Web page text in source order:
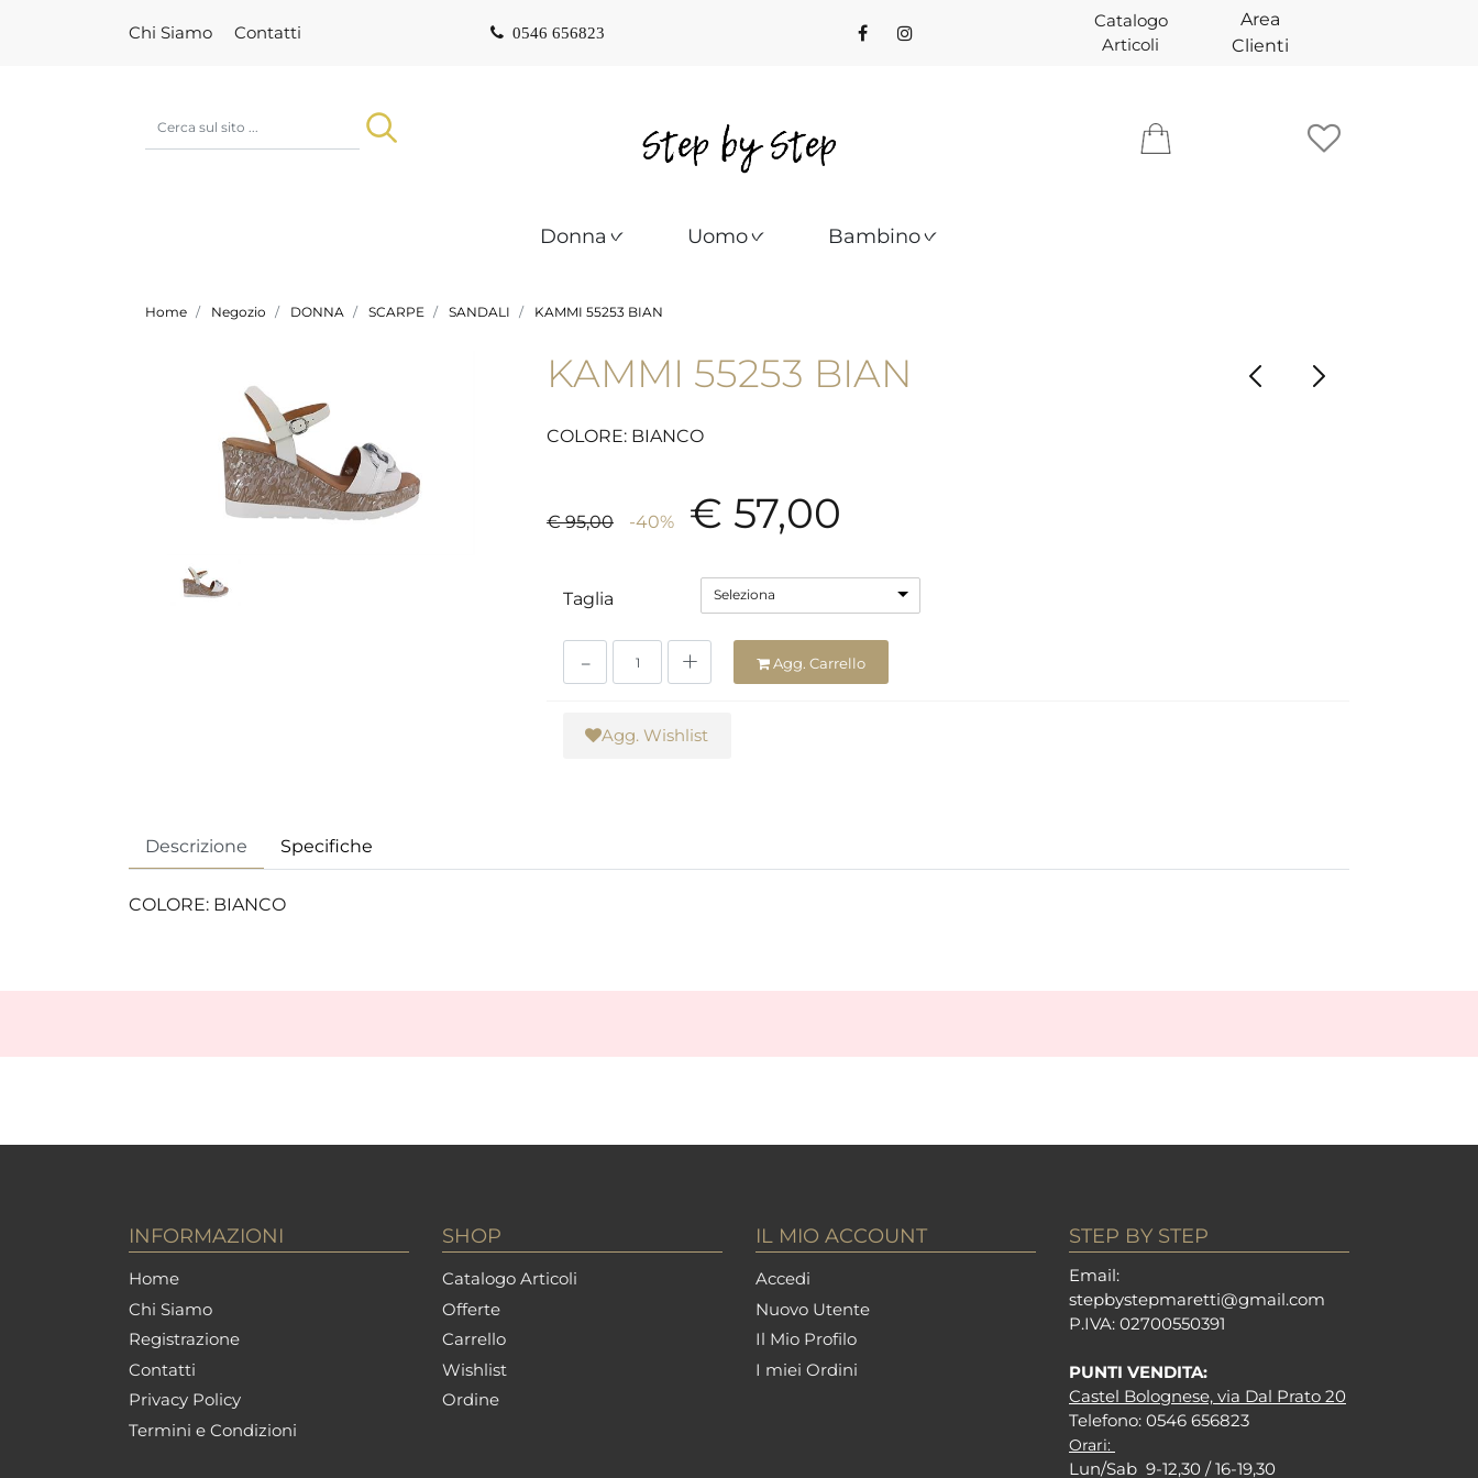
Chi Siamo Contatti 0546 656823
Catalogo
Articoli
Area
Clienti
Donna Uomo Bambino
Home Negozio DONNA SCARPE SANDALI KAMMI 55253 BIAN
KAMMI 55253 BIAN
COLORE: BIANCO
€ 95,00 -40% € 57,00
Taglia Seleziona
Agg. Carrello
Agg. Wishlist
Descrizione Specifiche
COLORE: BIANCO
INFORMAZIONI
Home
Chi Siamo
Registrazione
Contatti
Privacy Policy
Termini e Condizioni
SHOP
Catalogo Articoli
Offerte
Carrello
Wishlist
Ordine
IL MIO ACCOUNT
Accedi
Nuovo Utente
Il Mio Profilo
I miei Ordini
STEP BY STEP
Email:
stepbystepmaretti@gmail.com
P.IVA: 02700550391
PUNTI VENDITA:
Castel Bolognese, via Dal Prato 20
Telefono: 0546 656823
Orari:
Lun/Sab 9-12,30 / 16-19,30